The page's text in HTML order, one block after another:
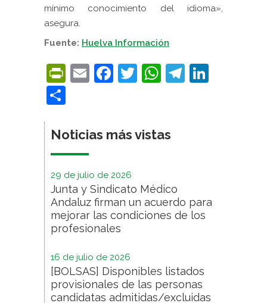
mínimo conocimiento del idioma»,
asegura.
Fuente: Huelva Información
PrintFriendly
EmailFacebook
Twitter
WhatsApp
Noticias más vistas
29 de julio de 2026
Junta y Sindicato Médico
Andaluz firman un acuerdo para
mejorar las condiciones de los
profesionales
16 de julio de 2026
[BOLSAS] Disponibles listados
provisionales de las personas
candidatas admitidas/excluidas